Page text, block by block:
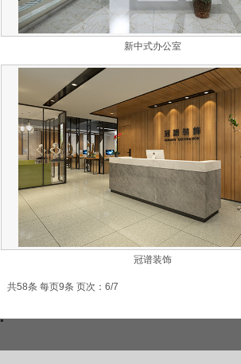
新中式办公室
冠谱装饰
共58条 每页9条 页次：6/7